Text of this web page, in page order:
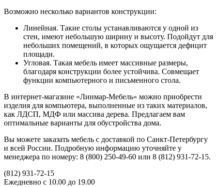
Возможно несколько вариантов конструкции:
Линейная. Такие столы устанавливаются у одной из
стен, имеют небольшую ширину и высоту. Подойдут для
небольших помещений, в которых ощущается дефицит
площади.
Угловая. Такая мебель имеет массивные размеры,
благодаря конструкции более устойчива. Совмещает
функции компьютерного и письменного стола.
В интернет-магазине «Линмар-Мебель» можно приобрести
изделия для компьютера, выполненные из таких материалов,
как ЛДСП, МДФ или массива дерева. Предлагаем вам
оптимальные варианты для обустройства дома.
Вы можете заказать мебель с доставкой по Санкт-Петербургу
и всей России. Подробную информацию уточняйте у
менеджера по номеру: 8 (800) 250-49-60 или 8 (812) 931-72-15.
(812) 931-72-15
Ежедневно с 10.00 до 19.00